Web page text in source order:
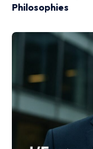
Philosophies